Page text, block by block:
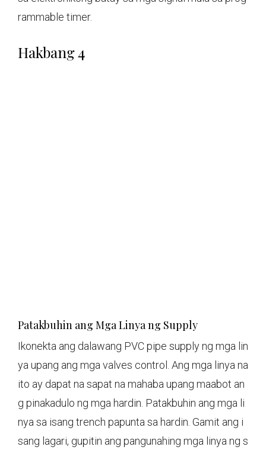
rammable timer.
Hakbang 4
Patakbuhin ang Mga Linya ng Supply
Ikonekta ang dalawang PVC pipe supply ng mga lin
ya upang ang mga valves control. Ang mga linya na
ito ay dapat na sapat na mahaba upang maabot an
g pinakadulo ng mga hardin. Patakbuhin ang mga li
nya sa isang trench papunta sa hardin. Gamit ang i
sang lagari, gupitin ang pangunahing mga linya ng s